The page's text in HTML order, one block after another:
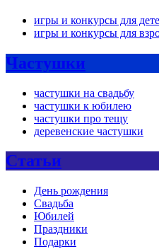
игры и конкурсы для
игры и конкурсы для
Частушки
частушки на свадьбу
частушки к юбилею
частушки про тещу
деревенские частушки
Статьи
День рождения
Свадьба
Юбилей
Праздники
Подарки